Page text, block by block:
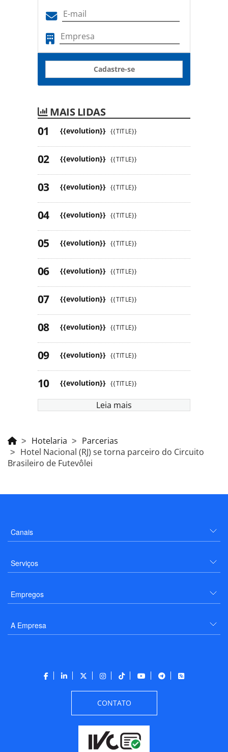
Cadastre-se
MAIS LIDAS
{{evolution}} {{TITLE}}
{{evolution}} {{TITLE}}
{{evolution}} {{TITLE}}
{{evolution}} {{TITLE}}
{{evolution}} {{TITLE}}
{{evolution}} {{TITLE}}
{{evolution}} {{TITLE}}
{{evolution}} {{TITLE}}
{{evolution}} {{TITLE}}
{{evolution}} {{TITLE}}
Leia mais
Hotelaria
Parcerias
Hotel Nacional (RJ) se torna parceiro do Circuito
Brasileiro de Futevôlei
Canais
Serviços
Empregos
A Empresa
CONTATO